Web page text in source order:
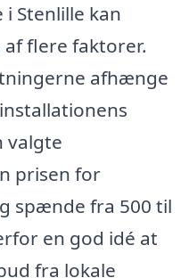
Stenlille kan
flere faktorer.
afhænge
valgte
prisen for
spænde fra 500 til
en god idé at
fra lokale